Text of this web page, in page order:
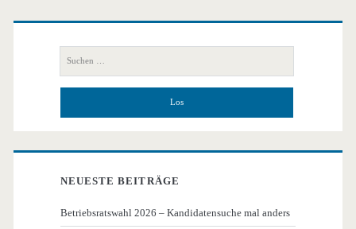
Primäre
Seitenleiste
nach:
NEUESTE BEITRÄGE
Betriebsratswahl 2026 – Kandidatensuche mal anders